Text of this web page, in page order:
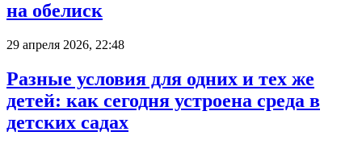
на обелиск
29 апреля 2026, 22:48
Разные условия для одних и тех же
детей: как сегодня устроена среда в
детских садах